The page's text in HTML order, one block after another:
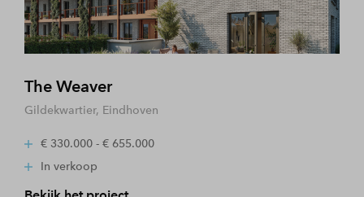
The Weaver
Gildekwartier, Eindhoven
€ 330.000 - € 655.000
In verkoop